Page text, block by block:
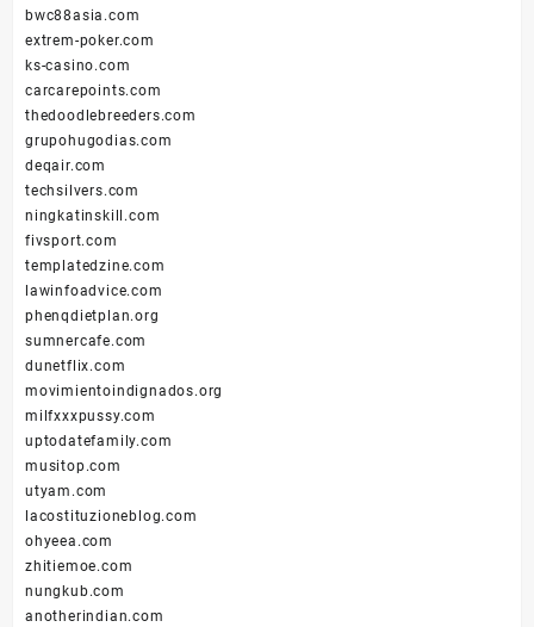
bwc88asia.com
extrem-poker.com
ks-casino.com
carcarepoints.com
thedoodlebreeders.com
grupohugodias.com
deqair.com
techsilvers.com
ningkatinskill.com
fivsport.com
templatedzine.com
lawinfoadvice.com
phenqdietplan.org
sumnercafe.com
dunetflix.com
movimientoindignados.org
milfxxxpussy.com
uptodatefamily.com
musitop.com
utyam.com
lacostituzioneblog.com
ohyeea.com
zhitiemoe.com
nungkub.com
anotherindian.com